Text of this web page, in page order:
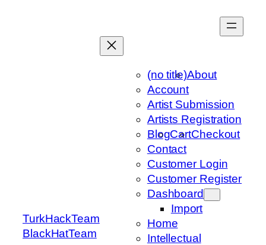
TurkHackTeam
BlackHatTeam
(no title)About
Account
Artist Submission
Artists Registration
BlogCartCheckout
Contact
Customer Login
Customer Register
Dashboard
Import
Home
Intellectual